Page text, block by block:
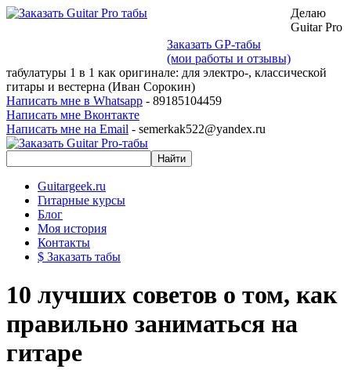
Заказать GP-табы
(мои работы и отзывы)
Делаю
Guitar Pro
табулатуры 1 в 1 как оригинале: для электро-, классической
гитары и вестерна (Иван Сорокин)
Написать мне в Whatsapp - 89185104459
Написать мне Вконтакте
Написать мне на Email - semerkak522@yandex.ru
Guitargeek.ru
Гитарные курсы
Блог
Моя история
Контакты
$ Заказать табы
10 лучших советов о том, как
правильно заниматься на
гитаре